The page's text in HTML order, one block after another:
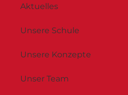
Aktuelles
Unsere Schule
Unsere Konzepte
Unser Team